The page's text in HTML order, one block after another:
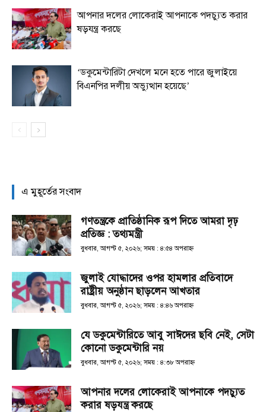
আপনার দলের লোকেরাই আপনাকে পদচ্যুত করার
ষড়যন্ত্র করছে
‘ডকুমেন্টারিটা দেখলে মনে হতে পারে জুলাইয়ে
বিএনপির দলীয় অভ্যুত্থান হয়েছে’
এ মুহূর্তের সংবাদ
গণতন্ত্রকে প্রাতিষ্ঠানিক রূপ দিতে আমরা দৃঢ়
প্রতিজ্ঞ : তথ্যমন্ত্রী
বুধবার, আগস্ট ৫, ২০২৬; সময় : ৪:৫৪ অপরাহ্ণ
জুলাই যোদ্ধাদের ওপর হামলার প্রতিবাদে
রাষ্ট্রীয় অনুষ্ঠান ছাড়লেন আখতার
বুধবার, আগস্ট ৫, ২০২৬; সময় : ৪:৪৬ অপরাহ্ণ
যে ডকুমেন্টারিতে আবু সাঈদের ছবি নেই, সেটা
কোনো ডকুমেন্টারি নয়
বুধবার, আগস্ট ৫, ২০২৬; সময় : ৪:৩৮ অপরাহ্ণ
আপনার দলের লোকেরাই আপনাকে পদচ্যুত
করার ষড়যন্ত্র করছে